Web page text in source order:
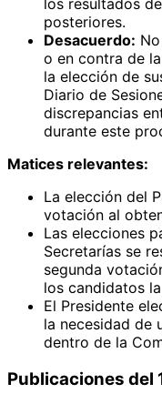
posteriores.
Desacuerdo:
o en contra de
la elección de
Diario de
discrepancias
durante este
Matices relevantes:
La elección del
votación al
Las elecciones
Secretarías se
segunda
los candidatos
El Presidente
la necesidad de
dentro de la
Publicaciones del